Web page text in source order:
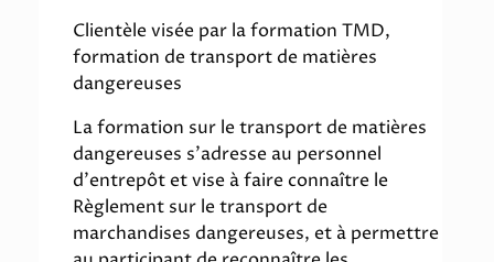
Clientèle visée par la formation TMD,
formation de transport de matières
dangereuses
La formation sur le transport de matières
dangereuses s'adresse au personnel
d'entrepôt et vise à faire connaître le
Règlement sur le transport de
marchandises dangereuses, et à permettre